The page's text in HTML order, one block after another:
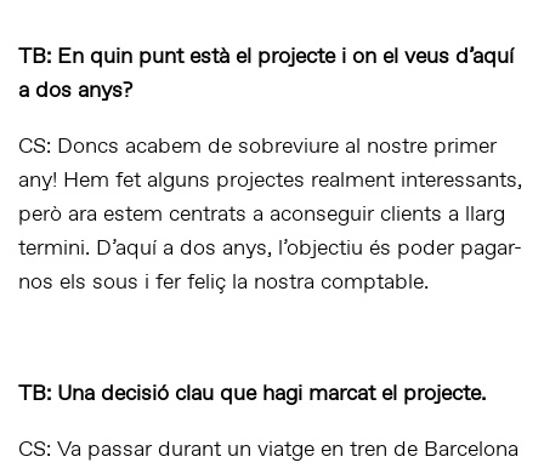
TB: En quin punt està el projecte i on el veus d’aquí
a dos anys?
CS: Doncs acabem de sobreviure al nostre primer
any! Hem fet alguns projectes realment interessants,
però ara estem centrats a aconseguir clients a llarg
termini. D’aquí a dos anys, l’objectiu és poder pagar-
nos els sous i fer feliç la nostra comptable.
TB: Una decisió clau que hagi marcat el projecte.
CS: Va passar durant un viatge en tren de Barcelona